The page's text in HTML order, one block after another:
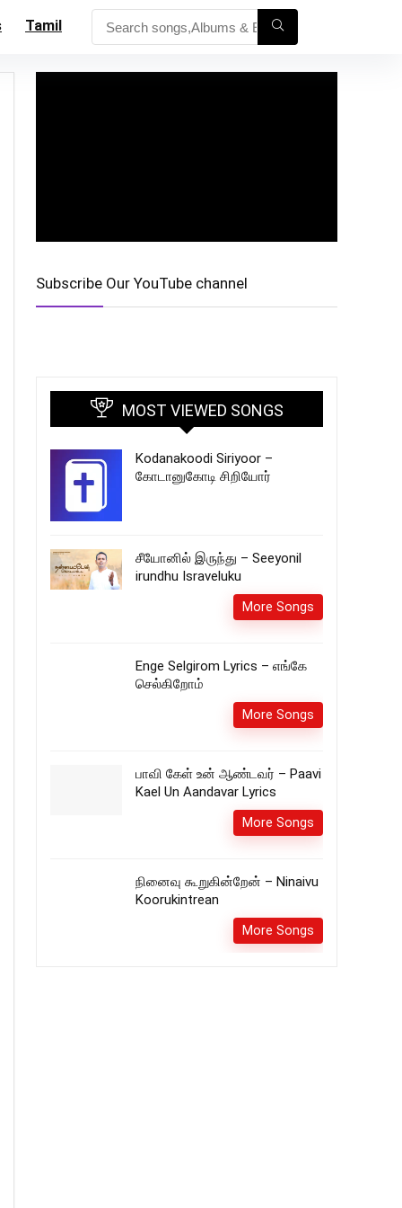
Tamil
Subscribe Our YouTube channel
MOST VIEWED SONGS
Kodanakoodi Siriyoor –
கோடானுகோடி சிறியோர்
சீயோனில் இருந்து – Seeyonil
irundhu Israveluku
More Songs
Enge Selgirom Lyrics – எங்கே
செல்கிறோம்
More Songs
பாவி கேள் உன் ஆண்டவர் – Paavi
Kael Un Aandavar Lyrics
More Songs
நினைவு கூறுகின்றேன் – Ninaivu
Koorukintrean
More Songs